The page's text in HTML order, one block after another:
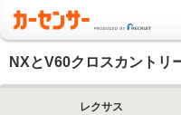
NXとV60クロスカントリ
レクサス